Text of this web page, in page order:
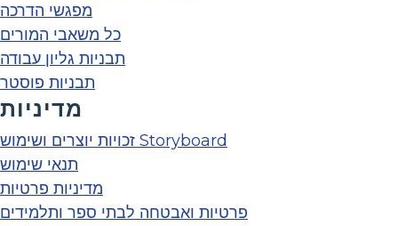
מפגשי הדרכה
כל משאבי המורים
תבניות גליון עבודה
תבניות פוסטר
מדיניות
זכויות יוצרים ושימוש Storyboard
תנאי שימוש
מדיניות פרטיות
פרטיות ואבטחה לבתי ספר ותלמידים